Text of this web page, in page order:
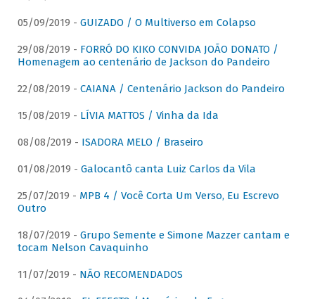
05/09/2019 - GUIZADO / O Multiverso em Colapso
29/08/2019 - FORRÓ DO KIKO CONVIDA JOÃO DONATO /
Homenagem ao centenário de Jackson do Pandeiro
22/08/2019 - CAIANA / Centenário Jackson do Pandeiro
15/08/2019 - LÍVIA MATTOS / Vinha da Ida
08/08/2019 - ISADORA MELO / Braseiro
01/08/2019 - Galocantô canta Luiz Carlos da Vila
25/07/2019 - MPB 4 / Você Corta Um Verso, Eu Escrevo
Outro
18/07/2019 - Grupo Semente e Simone Mazzer cantam e
tocam Nelson Cavaquinho
11/07/2019 - NÃO RECOMENDADOS